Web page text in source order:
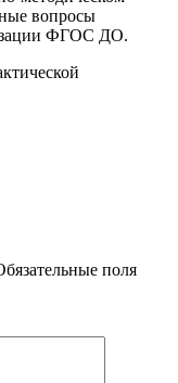
вопросы
ФГОС ДО.
поля